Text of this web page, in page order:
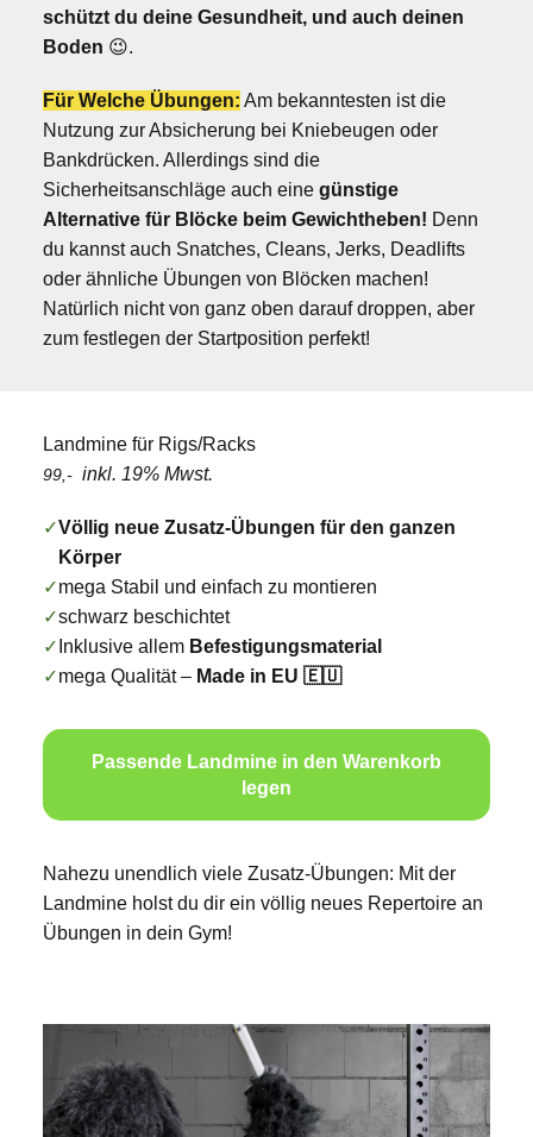
schützt du deine Gesundheit, und auch deinen
Boden 😉.
Für Welche Übungen: Am bekanntesten ist die
Nutzung zur Absicherung bei Kniebeugen oder
Bankdrücken. Allerdings sind die
Sicherheitsanschläge auch eine günstige
Alternative für Blöcke beim Gewichtheben! Denn
du kannst auch Snatches, Cleans, Jerks, Deadlifts
oder ähnliche Übungen von Blöcken machen!
Natürlich nicht von ganz oben darauf droppen, aber
zum festlegen der Startposition perfekt!
Landmine für Rigs/Racks
99,- inkl. 19% Mwst.
✓Völlig neue Zusatz-Übungen für den ganzen
Körper
✓mega Stabil und einfach zu montieren
✓schwarz beschichtet
✓ Inklusive allem Befestigungsmaterial
✓mega Qualität – Made in EU 🇪🇺
Passende Landmine in den Warenkorb
legen
Nahezu unendlich viele Zusatz-Übungen: Mit der
Landmine holst du dir ein völlig neues Repertoire an
Übungen in dein Gym!